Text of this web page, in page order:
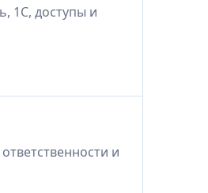
1С, доступы и
и